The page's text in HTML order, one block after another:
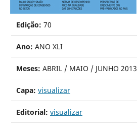
Edição: 70
Ano: ANO XLI
Meses: ABRIL / MAIO / JUNHO 2013
Capa: visualizar
Editorial: visualizar